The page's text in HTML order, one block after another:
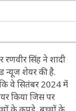
सिंह ने शादी
शेयर की है.
वे सितंबर 2024 में
किया जिस पर